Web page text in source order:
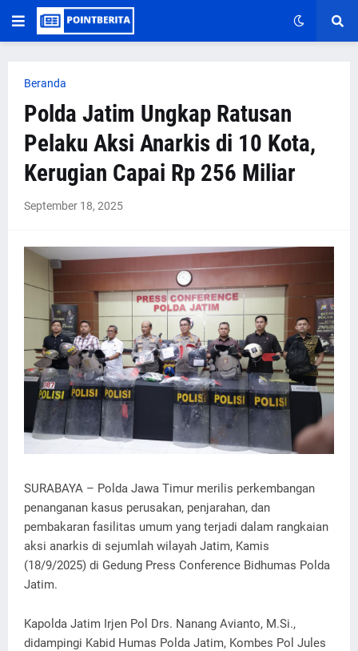
Beranda
Polda Jatim Ungkap Ratusan
Pelaku Aksi Anarkis di 10 Kota,
Kerugian Capai Rp 256 Miliar
September 18, 2025
SURABAYA – Polda Jawa Timur merilis perkembangan
penanganan kasus perusakan, penjarahan, dan
pembakaran fasilitas umum yang terjadi dalam rangkaian
aksi anarkis di sejumlah wilayah Jatim, Kamis
(18/9/2025) di Gedung Press Conference Bidhumas Polda
Jatim.
Kapolda Jatim Irjen Pol Drs. Nanang Avianto, M.Si.,
didampingi Kabid Humas Polda Jatim, Kombes Pol Jules